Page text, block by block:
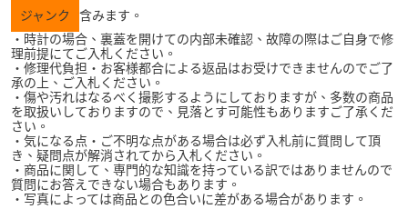
ジャンク
含みます。
・時計の場合、裏蓋を開けての内部未確認、故障の際はご自身で修
理前提にてご入札ください。
・修理代負担・お客様都合による返品はお受けできませんのでご了
承の上、ご入札ください。
・傷や汚れはなるべく撮影するようにしておりますが、多数の商品
を取扱いしておりますので、見落とす可能性もありますご了承くだ
さい。
・気になる点・ご不明な点がある場合は必ず入札前に質問して頂
き、疑問点が解消されてから入札ください。
・商品に関して、専門的な知識を持っている訳ではありませんので
質問にお答えできない場合もあります。
・写真によっては商品との色合いに差がある場合があります。